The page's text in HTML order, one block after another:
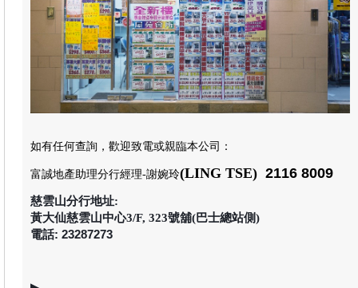
如有任何查詢，歡迎致電或親臨本公司 ：
富誠地產助理分行經理-謝婉玲(LING TSE) 2116 8009
慈雲山分行地址:
黃大仙慈雲山中心3/F, 323號舖(巴士總站側)
電話: 23287273